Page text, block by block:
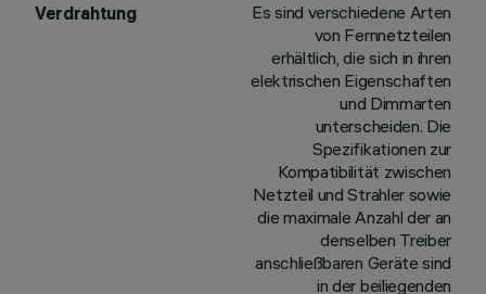
Verdrahtung
Es sind verschiedene Arten
von Fernnetzteilen
erhältlich, die sich in ihren
elektrischen Eigenschaften
und Dimmarten
unterscheiden. Die
Spezifikationen zur
Kompatibilität zwischen
Netzteil und Strahler sowie
die maximale Anzahl der an
denselben Treiber
anschließbaren Geräte sind
in der beiliegenden